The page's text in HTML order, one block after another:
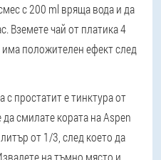
с 200 ml вряща вода и да
Вземете чай от платика 4
има положителен ефект след
с простатит е тинктура от
смилате кората на Aspen
от 1/3, след което да
на тъмно място и